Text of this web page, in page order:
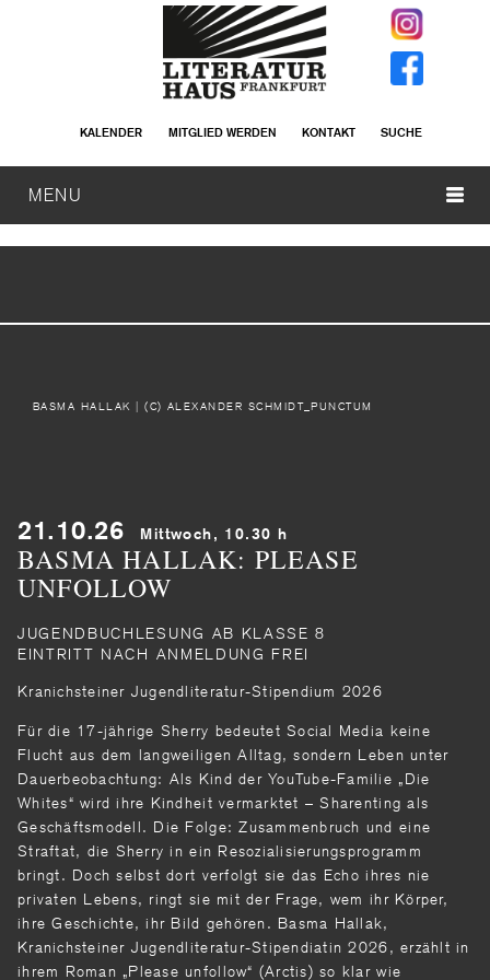
KALENDER MITGLIED WERDEN KONTAKT SUCHE
MENU
BASMA HALLAK | (C) ALEXANDER SCHMIDT_PUNCTUM
21.10.26 Mittwoch, 10.30 h
BASMA HALLAK: PLEASE
UNFOLLOW
JUGENDBUCHLESUNG AB KLASSE 8
EINTRITT NACH ANMELDUNG FREI
Kranichsteiner Jugendliteratur-Stipendium 2026
Für die 17-jährige Sherry bedeutet Social Media keine
Flucht aus dem langweiligen Alltag, sondern Leben unter
Dauerbeobachtung: Als Kind der YouTube-Familie „Die
Whites“ wird ihre Kindheit vermarktet – Sharenting als
Geschäftsmodell. Die Folge: Zusammenbruch und eine
Straftat, die Sherry in ein Resozialisierungsprogramm
bringt. Doch selbst dort verfolgt sie das Echo ihres nie
privaten Lebens, ringt sie mit der Frage, wem ihr Körper,
ihre Geschichte, ihr Bild gehören. Basma Hallak,
Kranichsteiner Jugendliteratur-Stipendiatin 2026, erzählt in
ihrem Roman „Please unfollow“ (Arctis) so klar wie